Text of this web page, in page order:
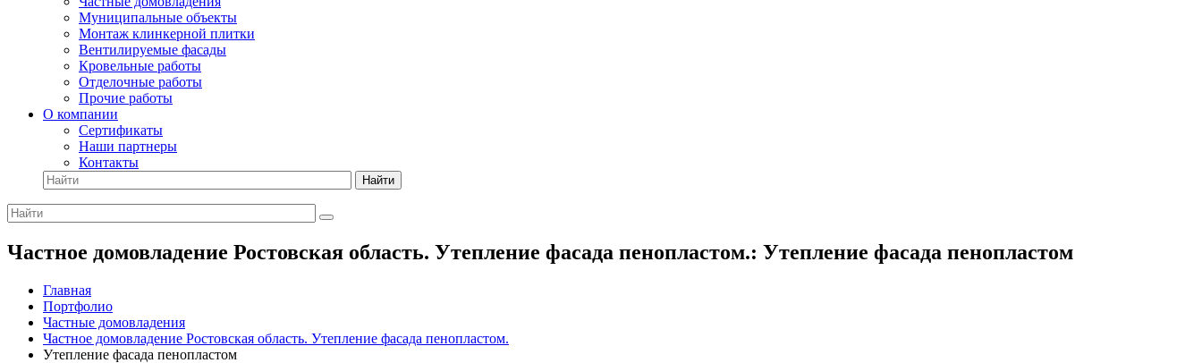
Муниципальные объекты
Монтаж клинкерной плитки
Вентилируемые фасады
Кровельные работы
Отделочные работы
Прочие работы
О компании
Сертификаты
Наши партнеры
Контакты
Найти
Частное домовладение Ростовская область. Утепление фасада пенопластом.: Утепление фасада пенопластом
Главная
Портфолио
Частные домовладения
Частное домовладение Ростовская область. Утепление фасада пенопластом.
Утепление фасада пенопластом